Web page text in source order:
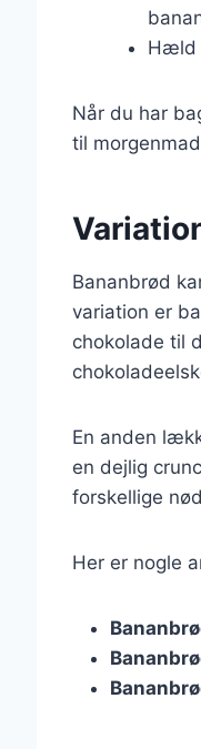
Hæld
Når du har
til
Bananbrød
variation er
chokolade til
En anden
en dejlig
forskellige
Her er nogle